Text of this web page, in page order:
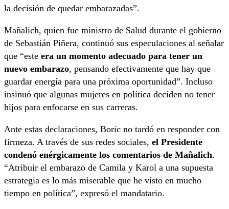
la decisión de quedar embarazadas”.
Mañalich, quien fue ministro de Salud durante el gobierno
de Sebastián Piñera, continuó sus especulaciones al señalar
que “este era un momento adecuado para tener un
nuevo embarazo, pensando efectivamente que hay que
guardar energía para una próxima oportunidad”. Incluso
insinuó que algunas mujeres en política deciden no tener
hijos para enfocarse en sus carreras.
Ante estas declaraciones, Boric no tardó en responder con
firmeza. A través de sus redes sociales, el Presidente
condenó enérgicamente los comentarios de Mañalich.
“Atribuir el embarazo de Camila y Karol a una supuesta
estrategia es lo más miserable que he visto en mucho
tiempo en política”, expresó el mandatario.